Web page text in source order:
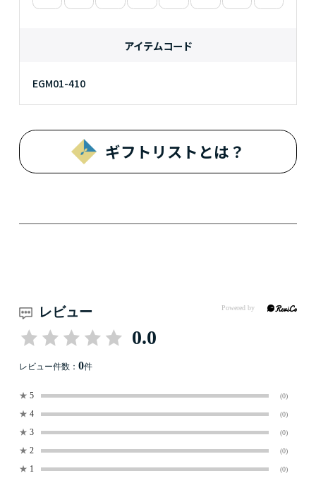
アイテムコード
EGM01-410
ギフトリストとは？
レビュー
0.0
レビュー件数： 0件
★ 5 (0)
★ 4 (0)
★ 3 (0)
★ 2 (0)
★ 1 (0)